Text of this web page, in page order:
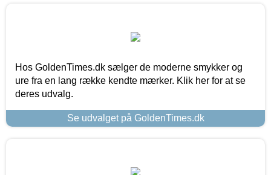
Hos GoldenTimes.dk sælger de moderne smykker og
ure fra en lang række kendte mærker. Klik her for at se
deres udvalg.
Se udvalget på GoldenTimes.dk